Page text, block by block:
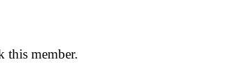
this member.